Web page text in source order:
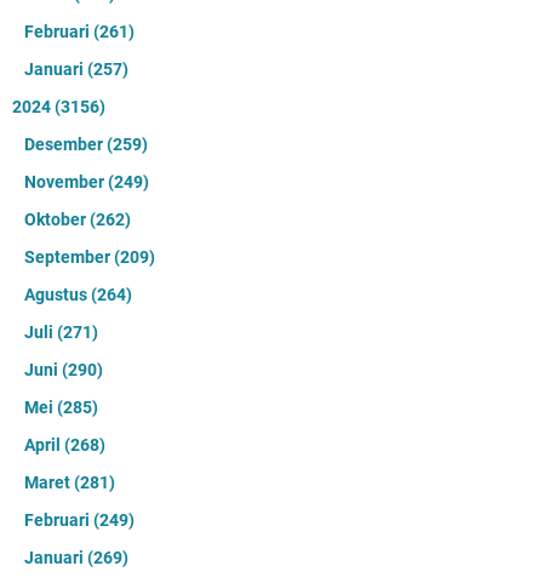
Februari (261)
Januari (257)
2024(3156)
Desember(259)
November(249)
Oktober(262)
September(209)
Agustus(264)
Juli (271)
Juni (290)
Mei (285)
April (268)
Maret(281)
Februari (249)
Januari (269)